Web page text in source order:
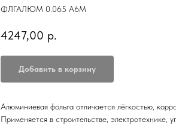
ФЛГАЛЮМ 0.065 А6М
4247,00 р.
Добавить в корзину
Алюминиевая фольга отличается лёгкостью,
Применяется в строительстве, электротехнике,